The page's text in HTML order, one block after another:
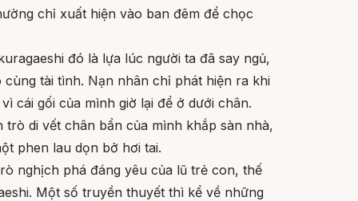
chỉ xuất hiện vào ban đêm để chọc
đó là lựa lúc người ta đã say ngủ,
tài tình. Nạn nhân chỉ phát hiện ra khi
cái gối của mình giờ lại để ở dưới chân.
di vết chân bẩn của mình khắp sàn nhà,
phen lau dọn bở hơi tai.
nghịch phá đáng yêu của lũ trẻ con, thế
Một số truyền thuyết thì kể về những